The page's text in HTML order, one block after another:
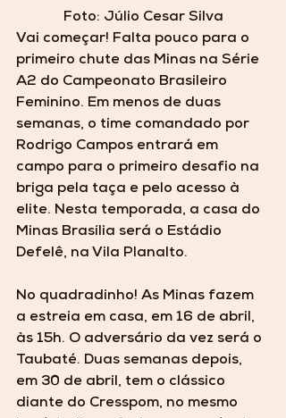
Foto: Júlio Cesar Silva
Vai começar! Falta pouco para o
primeiro chute das Minas na Série
A2 do Campeonato Brasileiro
Feminino. Em menos de duas
semanas, o time comandado por
Rodrigo Campos entrará em
campo para o primeiro desafio na
briga pela taça e pelo acesso à
elite. Nesta temporada, a casa do
Minas Brasília será o Estádio
Defelê, na Vila Planalto.
No quadradinho! As Minas fazem
a estreia em casa, em 16 de abril,
às 15h. O adversário da vez será o
Taubaté. Duas semanas depois,
em 30 de abril, tem o clássico
diante do Cresspom, no mesmo